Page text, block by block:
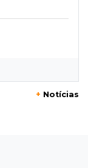
com
+ Notícias